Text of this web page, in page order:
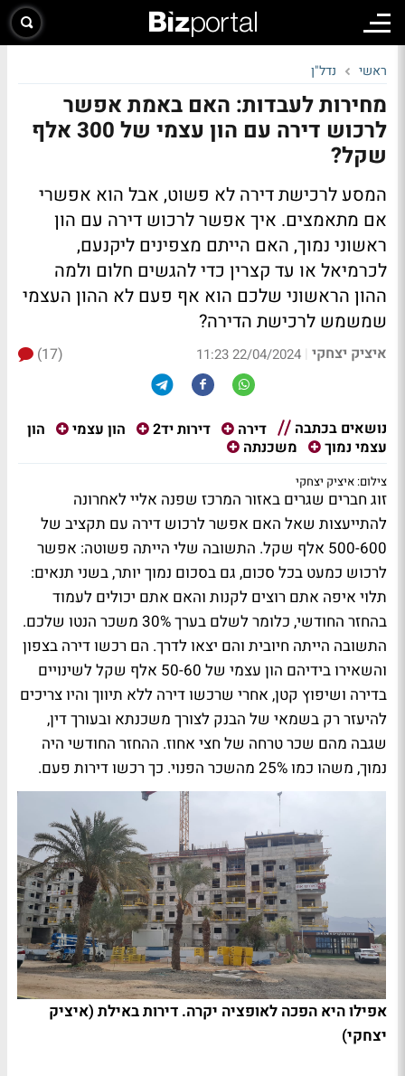
ראשי נדל"ן
מחירות לעבדות: האם באמת אפשר
לרכוש דירה עם הון עצמי של 300 אלף
שקל?
המסע לרכישת דירה לא פשוט, אבל הוא אפשרי
אם מתאמצים. איך אפשר לרכוש דירה עם הון
ראשוני נמוך, האם הייתם מצפינים ליקנעם,
לכרמיאל או עד קצרין כדי להגשים חלום ולמה
ההון הראשוני שלכם הוא אף פעם לא ההון העצמי
שמשמש לרכישת הדירה?
איציק יצחקי |
22/04/2024 11:23
(17)
נושאים בכתבה דירה דירות יד2 הון עצמי
הון
עצמי נמוך
משכנתה
צילום: איציק יצחקי
זוג חברים שגרים באזור המרכז שפנה אליי לאחרונה
להתייעצות שאל האם אפשר לרכוש דירה עם תקציב של
500-600 אלף שקל. התשובה שלי הייתה פשוטה: אפשר
לרכוש כמעט בכל סכום, גם בסכום נמוך יותר, בשני תנאים:
תלוי איפה אתם רוצים לקנות והאם אתם יכולים לעמוד
בהחזר החודשי, כלומר לשלם בערך 30% משכר הנטו שלכם.
התשובה הייתה חיובית והם יצאו לדרך. הם רכשו דירה בצפון
והשאירו בידיהם הון עצמי של 50-60 אלף שקל לשינויים
בדירה ושיפוץ קטן, אחרי שרכשו דירה ללא תיווך והיו צריכים
להיעזר רק בשמאי של הבנק לצורך משכנתא ובעורך דין,
שגבה מהם שכר טרחה של חצי אחוז. ההחזר החודשי היה
נמוך, משהו כמו 25% מהשכר הפנוי. כך רכשו דירות פעם.
אפילו היא הפכה לאופציה יקרה. דירות באילת (איציק
יצחקי)